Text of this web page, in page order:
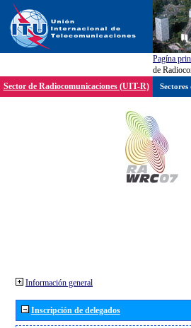
Pagína
de
Sector de Radiocomunicaciones (UIT-R)
Información general
Inscripción de delegados